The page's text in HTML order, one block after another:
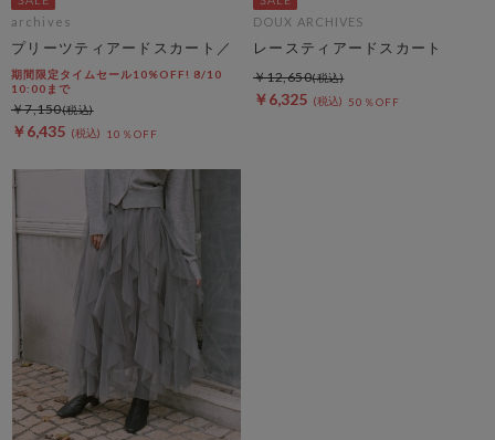
archives
プリーツティアードスカート／
期間限定タイムセール10%OFF! 8/10
10:00まで
￥6,435 10％OFF
￥7,150
DOUX ARCHIVES
レースティアードスカート
￥6,325 50％OFF
￥12,650